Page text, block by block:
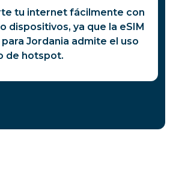
tu internet fácilmente con
dispositivos, ya que la eSIM
Jordania admite el uso
de hotspot.